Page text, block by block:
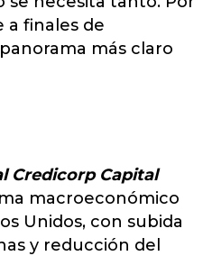
a finales de
más claro
Credicorp Capital
macroeconómico
Unidos, con subida
y reducción del